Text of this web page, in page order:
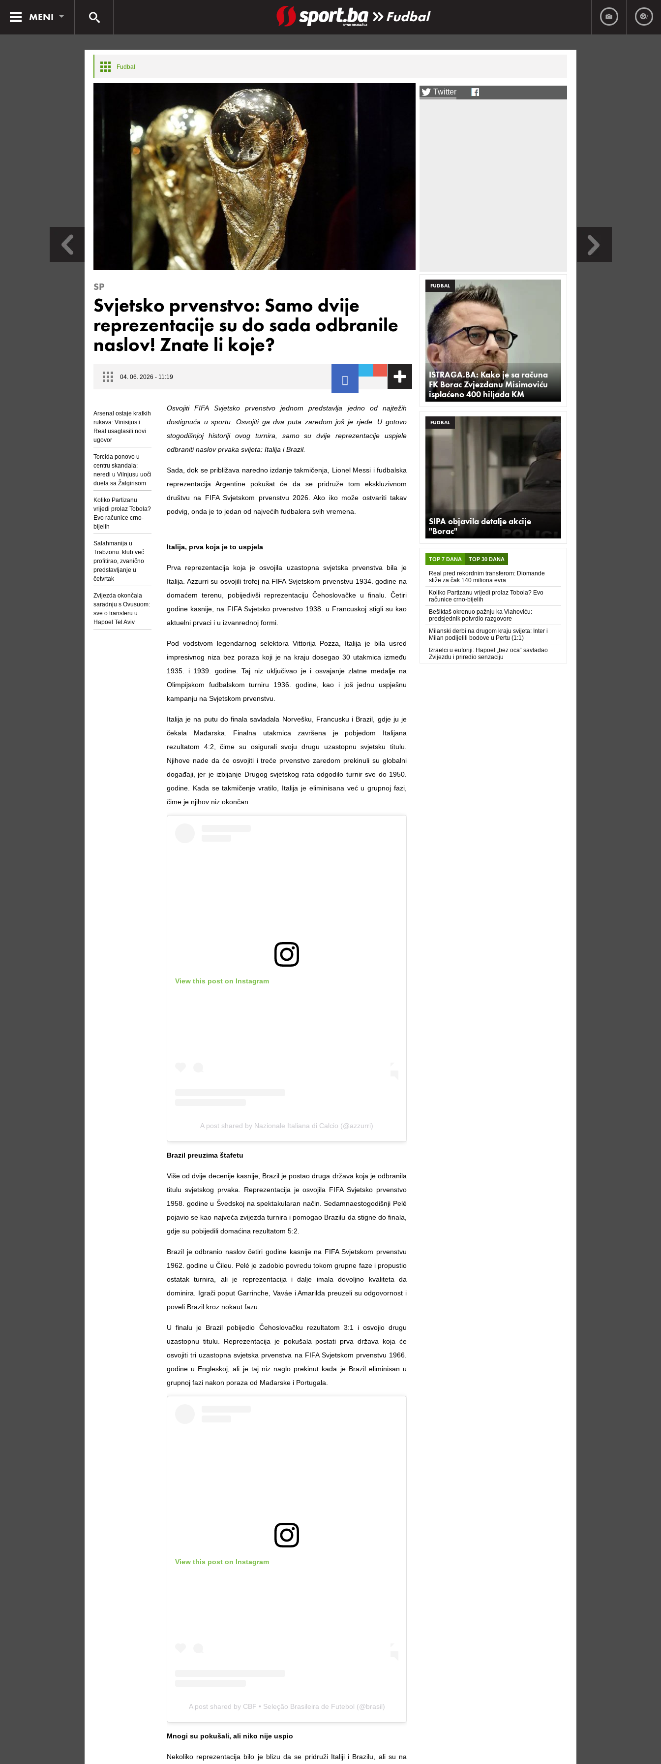
MENI Fudbal
Fudbal
SP
Svjetsko prvenstvo: Samo dvije
reprezentacije su do sada odbranile
naslov! Znate li koje?
04. 06. 2026 - 11:19
Arsenal ostaje kratkih
rukava: Vinisijus i
Real usaglasili novi
ugovor
Torcida ponovo u
centru skandala:
neredi u Vilnjusu uoči
duela sa Žalgirisom
Koliko Partizanu
vrijedi prolaz Tobola?
Evo računice crno-
bijelih
Salahmanija u
Trabzonu: klub već
profitirao, zvanično
predstavljanje u
četvrtak
Zvijezda okončala
saradnju s Ovusuom:
sve o transferu u
Hapoel Tel Aviv
Osvojiti FIFA Svjetsko prvenstvo jednom predstavlja jedno od najtežih
dostignuća u sportu. Osvojiti ga dva puta zaredom još je rjeđe. U gotovo
stogodišnjoj historiji ovog turnira, samo su dvije reprezentacije uspjele
odbraniti naslov prvaka svijeta: Italija i Brazil.
Sada, dok se približava naredno izdanje takmičenja, Lionel Messi i fudbalska
reprezentacija Argentine pokušat će da se pridruže tom ekskluzivnom
društvu na FIFA Svjetskom prvenstvu 2026. Ako iko može ostvariti takav
podvig, onda je to jedan od najvećih fudbalera svih vremena.
Italija, prva koja je to uspjela
Prva reprezentacija koja je osvojila uzastopna svjetska prvenstva bila je
Italija. Azzurri su osvojili trofej na FIFA Svjetskom prvenstvu 1934. godine na
domaćem terenu, pobijedivši reprezentaciju Čehoslovačke u finalu. Četiri
godine kasnije, na FIFA Svjetsko prvenstvo 1938. u Francuskoj stigli su kao
aktuelni prvaci i u izvanrednoj formi.
Pod vodstvom legendarnog selektora Vittorija Pozza, Italija je bila usred
impresivnog niza bez poraza koji je na kraju dosegao 30 utakmica između
1935. i 1939. godine. Taj niz uključivao je i osvajanje zlatne medalje na
Olimpijskom fudbalskom turniru 1936. godine, kao i još jednu uspješnu
kampanju na Svjetskom prvenstvu.
Italija je na putu do finala savladala Norvešku, Francusku i Brazil, gdje ju je
čekala Mađarska. Finalna utakmica završena je pobjedom Italijana
rezultatom 4:2, čime su osigurali svoju drugu uzastopnu svjetsku titulu.
Njihove nade da će osvojiti i treće prvenstvo zaredom prekinuli su globalni
događaji, jer je izbijanje Drugog svjetskog rata odgodilo turnir sve do 1950.
godine. Kada se takmičenje vratilo, Italija je eliminisana već u grupnoj fazi,
čime je njihov niz okončan.
View this post on Instagram
A post shared by Nazionale Italiana di Calcio (@azzurri)
Brazil preuzima štafetu
Više od dvije decenije kasnije, Brazil je postao druga država koja je odbranila
titulu svjetskog prvaka. Reprezentacija je osvojila FIFA Svjetsko prvenstvo
1958. godine u Švedskoj na spektakularan način. Sedamnaestogodišnji Pelé
pojavio se kao najveća zvijezda turnira i pomogao Brazilu da stigne do finala,
gdje su pobijedili domaćina rezultatom 5:2.
Brazil je odbranio naslov četiri godine kasnije na FIFA Svjetskom prvenstvu
1962. godine u Čileu. Pelé je zadobio povredu tokom grupne faze i propustio
ostatak turnira, ali je reprezentacija i dalje imala dovoljno kvaliteta da
dominira. Igrači poput Garrinche, Vaváe i Amarilda preuzeli su odgovornost i
poveli Brazil kroz nokaut fazu.
U finalu je Brazil pobijedio Čehoslovačku rezultatom 3:1 i osvojio drugu
uzastopnu titulu. Reprezentacija je pokušala postati prva država koja će
osvojiti tri uzastopna svjetska prvenstva na FIFA Svjetskom prvenstvu 1966.
godine u Engleskoj, ali je taj niz naglo prekinut kada je Brazil eliminisan u
grupnoj fazi nakon poraza od Mađarske i Portugala.
View this post on Instagram
A post shared by CBF • Seleção Brasileira de Futebol (@brasil)
Mnogi su pokušali, ali niko nije uspio
Nekoliko reprezentacija bilo je blizu da se pridruži Italiji i Brazilu, ali su na
Twitter
FUDBAL
ISTRAGA.BA: Kako je sa računa
FK Borac Zvjezdanu Misimoviću
isplaćeno 400 hiljada KM
FUDBAL
SIPA objavila detalje akcije
"Borac"
TOP 7 DANA TOP 30 DANA
Real pred rekordnim transferom: Diomande
stiže za čak 140 miliona evra
Koliko Partizanu vrijedi prolaz Tobola? Evo
računice crno-bijelih
Bešiktaš okrenuo pažnju ka Vlahoviću:
predsjednik potvrdio razgovore
Milanski derbi na drugom kraju svijeta: Inter i
Milan podijelili bodove u Pertu (1:1)
Izraelci u euforiji: Hapoel „bez oca“ savladao
Zvijezdu i priredio senzaciju